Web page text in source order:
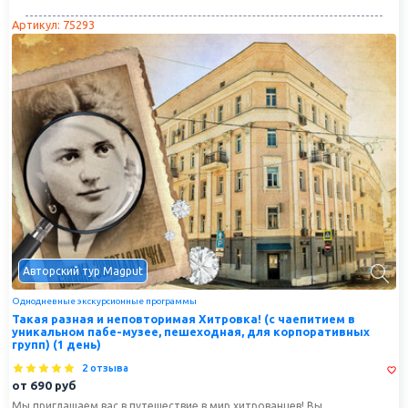
Артикул: 75293
Авторский тур Magput
Однодневные экскурсионные программы
Такая разная и неповторимая Хитровка! (с чаепитием в
уникальном пабе-музее, пешеходная, для корпоративных
групп) (1 день)
2 отзыва
от 690 руб
Мы приглашаем вас в путешествие в мир хитрованцев! Вы